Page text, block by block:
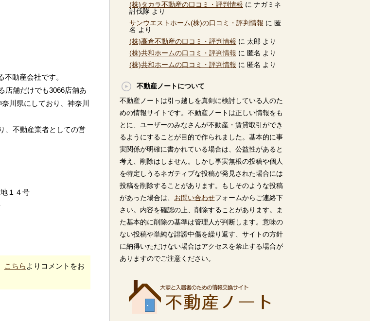
動産会社です。
店舗だけでも3066店舗あ
川県にしており、神奈川
、不動産業者としての営
１４号
こちら よりコメントをお
(株)タカラ不動産の口コミ・評判情報 に ナガミネ
討伐隊 より
サンウエストホーム(株)の口コミ・評判情報 に 匿
名 より
(株)高倉不動産の口コミ・評判情報 に 太郎 より
(株)共和ホームの口コミ・評判情報 に 匿名 より
(株)共和ホームの口コミ・評判情報 に 匿名 より
不動産ノートについて
不動産ノートは引っ越しを真剣に検討している人のた
めの情報サイトです。不動産ノートは正しい情報をも
とに、ユーザーのみなさんが不動産・賃貸取引ができ
るようにすることが目的で作られました。基本的に事
実関係が明確に書かれている場合は、公益性があると
考え、削除はしません。しかし事実無根の投稿や個人
を特定しうるネガティブな投稿が発見された場合には
投稿を削除することがあります。もしそのような投稿
があった場合は、 お問い合わせフォームからご連絡下
さい。内容を確認の上、削除することがあります。ま
た基本的に削除の基準は管理人が判断します。意味の
ない投稿や単純な誹謗中傷を繰り返す、サイトの方針
に納得いただけない場合はアクセスを禁止する場合が
ありますのでご注意ください。